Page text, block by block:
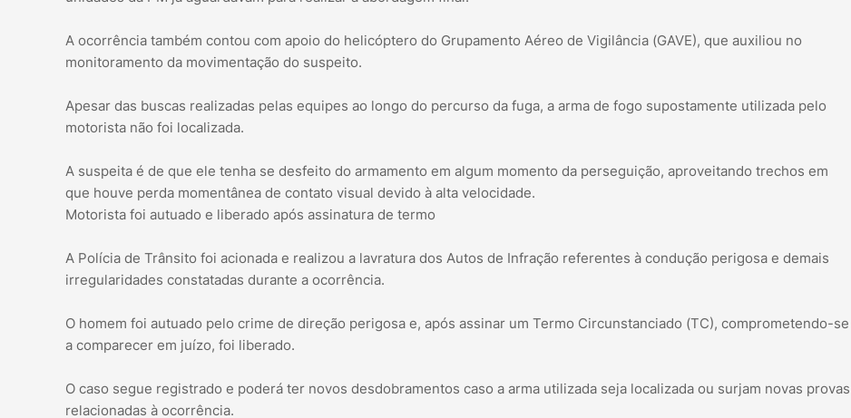
A ocorrência também contou com apoio do helicóptero do Grupamento Aéreo de Vigilância (GAVE), que auxiliou no
monitoramento da movimentação do suspeito.
Apesar das buscas realizadas pelas equipes ao longo do percurso da fuga, a arma de fogo supostamente utilizada pelo
motorista não foi localizada.
A suspeita é de que ele tenha se desfeito do armamento em algum momento da perseguição, aproveitando trechos em
que houve perda momentânea de contato visual devido à alta velocidade.
Motorista foi autuado e liberado após assinatura de termo
A Polícia de Trânsito foi acionada e realizou a lavratura dos Autos de Infração referentes à condução perigosa e demais
irregularidades constatadas durante a ocorrência.
O homem foi autuado pelo crime de direção perigosa e, após assinar um Termo Circunstanciado (TC), comprometendo-se
a comparecer em juízo, foi liberado.
O caso segue registrado e poderá ter novos desdobramentos caso a arma utilizada seja localizada ou surjam novas provas
relacionadas à ocorrência.